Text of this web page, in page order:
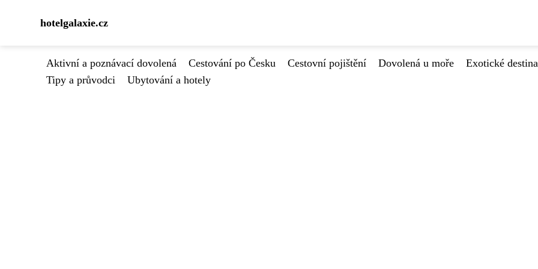
hotelgalaxie.cz
Aktivní a poznávací dovolená Cestování po Česku Cestovní pojištění Dovolená u moře
Exotické
Tipy a průvodci
Ubytování a hotely